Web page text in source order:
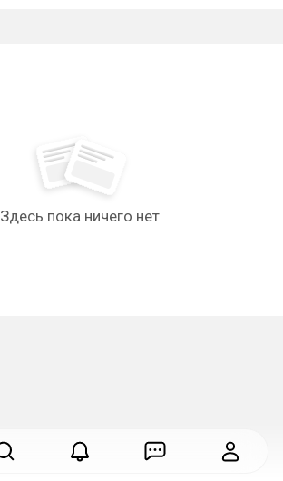
Здесь пока ничего нет